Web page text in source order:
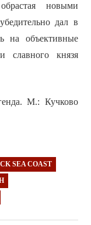
новыми
дал в
на объективные
славного князя
М.: Кучково
SEA COAST